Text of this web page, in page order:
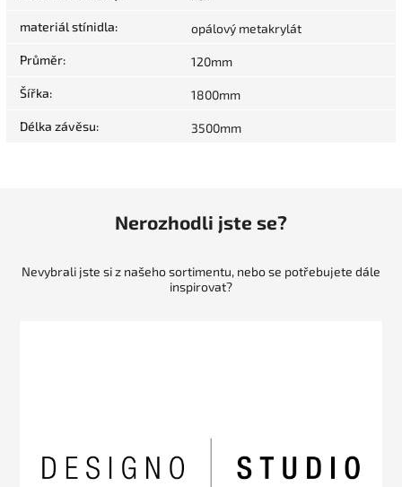
materiál stínidla: opálový metakrylát
Průměr: 120mm
Šířka: 1800mm
Délka závěsu: 3500mm
Nerozhodli jste se?
Nevybrali jste si z našeho sortimentu, nebo se potřebujete dále
inspirovat?